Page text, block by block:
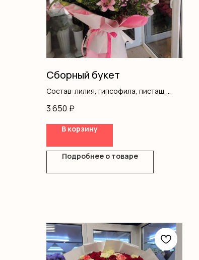
Сборный букет
Состав: лилия, гипсофила, писташ,
3 650 ₽
В корзину
Подробнее о товаре